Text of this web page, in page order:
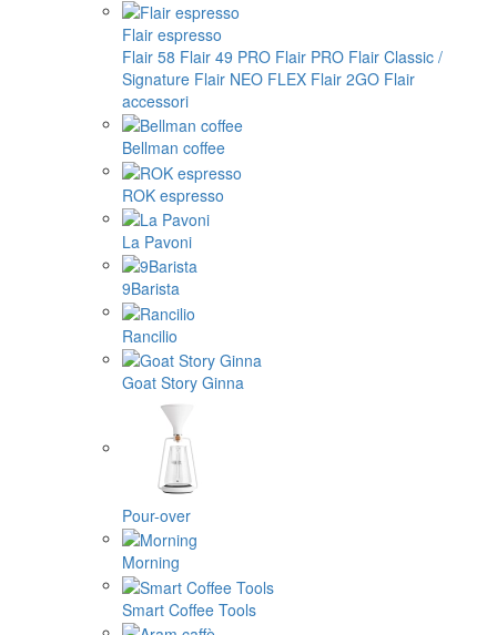
Flair espresso
Flair 58 Flair 49 PRO Flair PRO Flair Classic /
Signature Flair NEO FLEX Flair 2GO Flair
accessori
Bellman coffee
ROK espresso
La Pavoni
9Barista
Rancilio
Goat Story Ginna
Pour-over
Morning
Smart Coffee Tools